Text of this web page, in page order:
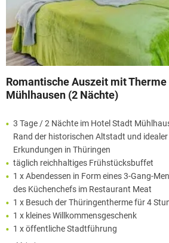
Romantische Auszeit mit
Mühlhausen (2 Nächte)
3 Tage / 2 Nächte im Hotel Stadt
Rand der historischen Altstadt und
Erkundungen in Thüringen
täglich reichhaltiges Frühstücksbuffet
1 x Abendessen in Form eines 3-Gang-
des Küchenchefs im Restaurant Meat
1 x Besuch der Thüringentherme für 4
1 x kleines Willkommensgeschenk
1 x öffentliche Stadtführung